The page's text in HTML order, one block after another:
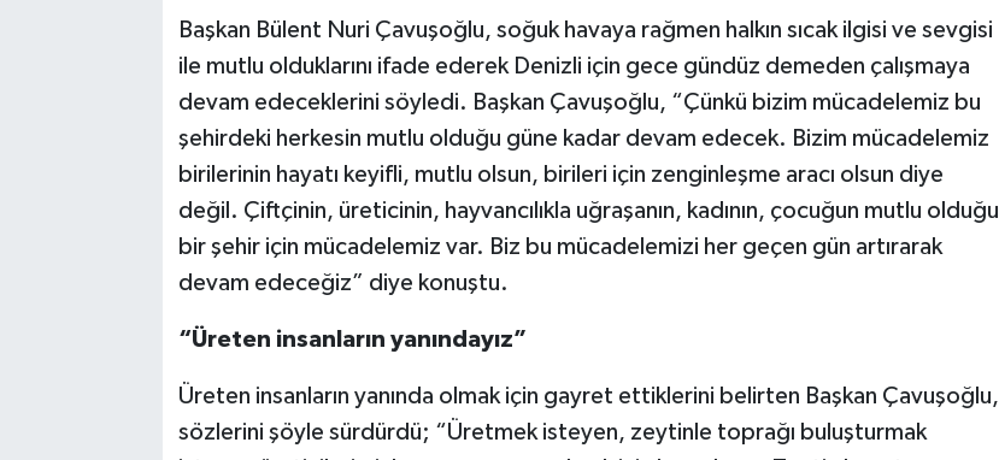
Başkan Bülent Nuri Çavuşoğlu, soğuk havaya rağmen halkın sıcak ilgisi ve sevgisi
ile mutlu olduklarını ifade ederek Denizli için gece gündüz demeden çalışmaya
devam edeceklerini söyledi. Başkan Çavuşoğlu, “Çünkü bizim mücadelemiz bu
şehirdeki herkesin mutlu olduğu güne kadar devam edecek. Bizim mücadelemiz
birilerinin hayatı keyifli, mutlu olsun, birileri için zenginleşme aracı olsun diye
değil. Çiftçinin, üreticinin, hayvancılıkla uğraşanın, kadının, çocuğun mutlu olduğu
bir şehir için mücadelemiz var. Biz bu mücadelemizi her geçen gün artırarak
devam edeceğiz” diye konuştu.
“Üreten insanların yanındayız”
Üreten insanların yanında olmak için gayret ettiklerini belirten Başkan Çavuşoğlu,
sözlerini şöyle sürdürdü; “Üretmek isteyen, zeytinle toprağı buluşturmak